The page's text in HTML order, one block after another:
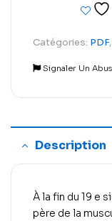
Catégories: PDF,
Signaler Un Abus
Description
À la fin du 19 e
père de la